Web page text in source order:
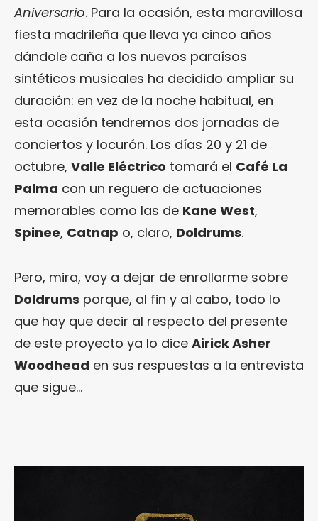
Aniversario. Para la ocasión, esta maravillosa
fiesta madrileña que lleva ya cinco años
dándole caña a los nuevos paraísos
sintéticos musicales ha decidido ampliar su
duración: en vez de la noche habitual, en
esta ocasión tendremos dos jornadas de
conciertos y locurón. Los días 20 y 21 de
octubre, Valle Eléctrico tomará el Café La
Palma con un reguero de actuaciones
memorables como las de Kane West,
Spinee, Catnap o, claro, Doldrums.
Pero, mira, voy a dejar de enrollarme sobre
Doldrums porque, al fin y al cabo, todo lo
que hay que decir al respecto del presente
de este proyecto ya lo dice Airick Asher
Woodhead en sus respuestas a la entrevista
que sigue…